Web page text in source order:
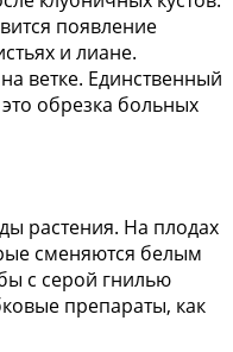
появление
и лиане.
ветке. Единственный
обрезка больных
растения. На плодах
сменяются белым
с серой гнилью
препараты, как